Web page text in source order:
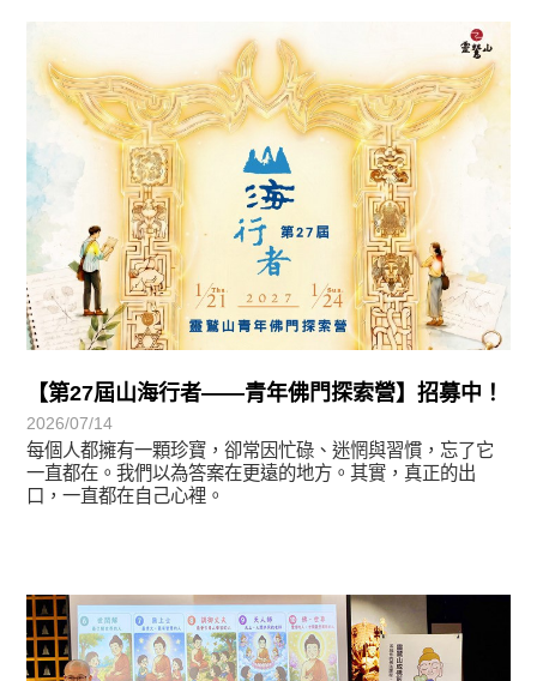
【第27屆山海行者——青年佛門探索營】招募中！
2026/07/14
每個人都擁有一顆珍寶，卻常因忙碌、迷惘與習慣，忘了它
一直都在。我們以為答案在更遠的地方。其實，真正的出
口，一直都在自己心裡。
最新消息